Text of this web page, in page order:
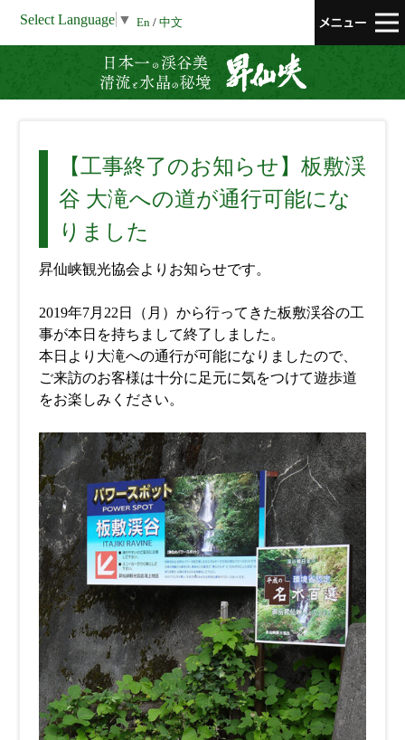
Select Language ▼ En / 中文
【工事終了のお知らせ】板敷渓
谷 大滝への道が通行可能にな
りました
昇仙峡観光協会よりお知らせです。
2019年7月22日（月）から行ってきた板敷渓谷の工
事が本日を持ちまして終了しました。
本日より大滝への通行が可能になりましたので、
ご来訪のお客様は十分に足元に気をつけて遊歩道
をお楽しみください。